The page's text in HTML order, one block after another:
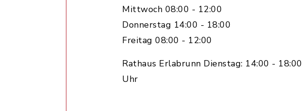
Mittwoch 08:00 - 12:00
Donnerstag 14:00 - 18:00
Freitag 08:00 - 12:00
Rathaus Erlabrunn Dienstag: 14:00 - 18:00
Uhr